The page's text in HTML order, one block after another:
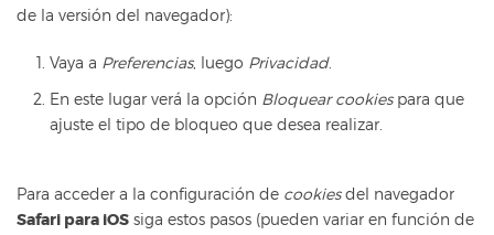
de la versión del navegador):
Vaya a Preferencias, luego Privacidad.
En este lugar verá la opción Bloquear cookiespara que
ajuste el tipo de bloqueo que desea realizar.
Para acceder a la configuración de cookiesdel navegador
Safari para iOS siga estos pasos (pueden variar en función de